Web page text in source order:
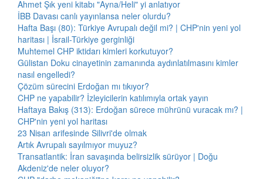
Ahmet Şık yeni kitabı "Ayna/Heli" yi anlatıyor
İBB Davası canlı yayınlansa neler olurdu?
Hafta Başı (80): Türkiye Avrupalı değil mi? | CHP'nin yeni yol
haritası | İsrail-Türkiye gerginliği
Muhtemel CHP iktidarı kimleri korkutuyor?
Gülistan Doku cinayetinin zamanında aydınlatılmasını kimler
nasıl engelledi?
Çözüm sürecini Erdoğan mı tıkıyor?
CHP ne yapabilir? İzleyicilerin katılımıyla ortak yayın
Haftaya Bakış (313): Erdoğan sürece mührünü vuracak mı? |
CHP'nin yeni yol haritası
23 Nisan arifesinde Silivri'de olmak
Artık Avrupalı sayılmıyor muyuz?
Transatlantik: İran savaşında belirsizlik sürüyor | Doğu
Akdeniz'de neler oluyor?